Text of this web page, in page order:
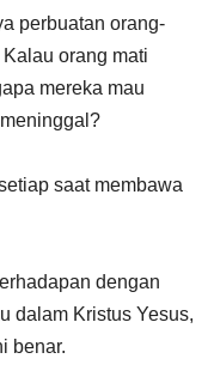
perbuatan orang-
orang mati
mereka mau
saat membawa
dengan
dalam Kristus Yesus,
benar.